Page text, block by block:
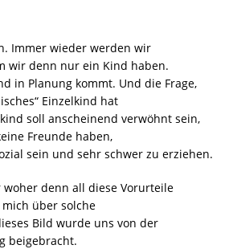
Immer wieder werden wir
wir denn nur ein Kind haben.
in Planung kommt. Und die Frage,
Einzelkind hat
soll anscheinend verwöhnt sein,
Freunde haben,
sein und sehr schwer zu erziehen.
denn all diese Vorurteile
über solche
Bild wurde uns von der
beigebracht.